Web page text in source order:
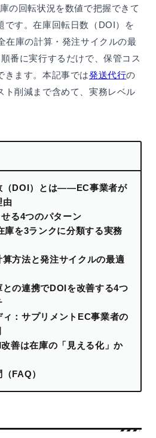
の回転状況を数値で把握できて
です。在庫回転日数（DOI）を
在庫の計算・発注サイクルの最
番に実行するだけで、保管コス
きます。本記事では発送代行の
ト削減まで含めて、実務レベル
（DOI）とは——EC事業者が
由
る4つのパターン
庫を3ランクに分類する実務
算方法と発注サイクルの最適
との連携でDOIを改善する4つ
ィ：サプリメントEC事業者の
善は在庫の「見える化」か
FAQ）